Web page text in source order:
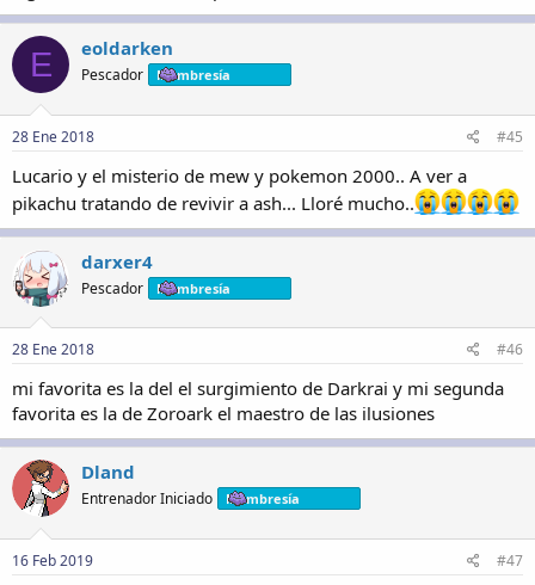
E eoldarken
Pescador Membresía
28 Ene 2018 #45
Lucario y el misterio de mew y pokemon 2000.. A ver a
pikachu tratando de revivir a ash... Lloré mucho..
darxer4
Pescador Membresía
28 Ene 2018 #46
mi favorita es la del el surgimiento de Darkrai y mi segunda
favorita es la de Zoroark el maestro de las ilusiones
Dland
Entrenador Iniciado Membresía
16 Feb 2019 #47